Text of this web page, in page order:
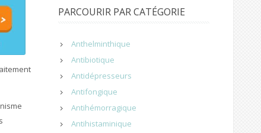
PARCOURIR PAR CATÉGORIE
Anthelminthique
Antibiotique
Antidépresseurs
Antifongique
Antihémorragique
Antihistaminique